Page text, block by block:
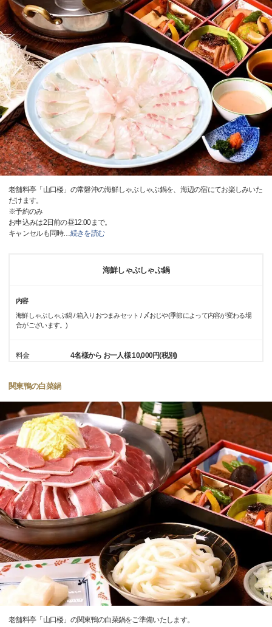
老舗料亭「山口楼」の常磐沖の海鮮しゃぶしゃぶ鍋を、海辺の宿にてお楽しみいた
だけます。
※予約のみ
お申込みは2日前の昼12:00まで。
キャンセルも同時…続きを読む
海鮮しゃぶしゃぶ鍋
内容
海鮮しゃぶしゃぶ鍋 / 箱入りおつまみセット / 〆おじや(季節によって内容が変わる場
合がございます。)
料金 4名様から お一人様 10,000円(税別)
関東鴨の白菜鍋
老舗料亭「山口楼」の関東鴨の白菜鍋をご準備いたします。